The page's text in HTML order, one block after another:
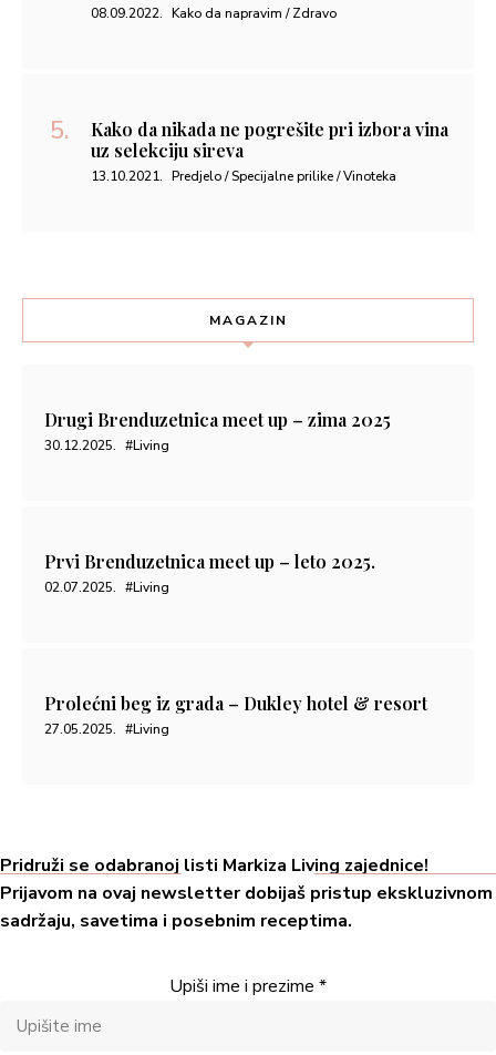
08.09.2022. Kako da napravim / Zdravo
Kako da nikada ne pogrešite pri izbora vina
uz selekciju sireva
13.10.2021. Predjelo / Specijalne prilike / Vinoteka
MAGAZIN
Drugi Brenduzetnica meet up – zima 2025
30.12.2025. #Living
Prvi Brenduzetnica meet up – leto 2025.
02.07.2025. #Living
Prolećni beg iz grada – Dukley hotel & resort
27.05.2025. #Living
Pridruži se odabranoj listi Markiza Living zajednice!
Prijavom na ovaj newsletter dobijaš pristup ekskluzivnom
sadržaju, savetima i posebnim receptima.
Upiši ime i prezime *